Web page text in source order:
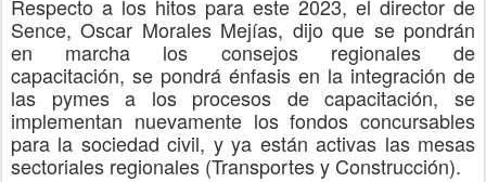
Respecto a los hitos para este 2023, el director de
Sence, Oscar Morales Mejías, dijo que se pondrán
en marcha los consejos regionales de
capacitación, se pondrá énfasis en la integración de
las pymesa los procesos de capacitación,se
implementan nuevamente los fondos concursables
para la sociedad civil, y ya están activas lasmesas
sectoriales regionales (Transportes y Construcción).